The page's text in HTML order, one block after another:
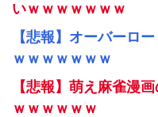
いｗｗｗｗｗｗｗ
【悲報】オーバーロ
ｗｗｗｗｗｗｗ
【悲報】萌え麻雀漫
ｗｗｗｗｗｗ